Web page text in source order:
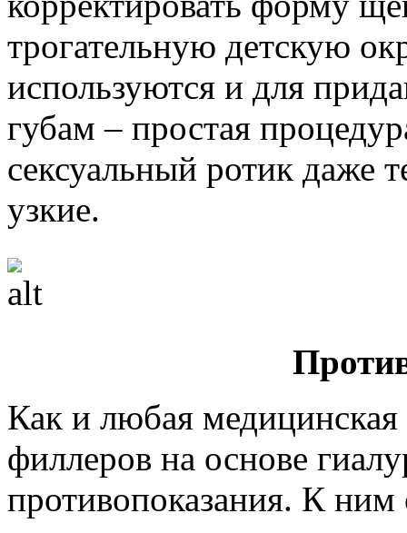
трогательную детскую
используются и для
губам – простая
сексуальный ротик даже
узкие.
Как и любая медицинская
филлеров на основе
противопоказания. К ним